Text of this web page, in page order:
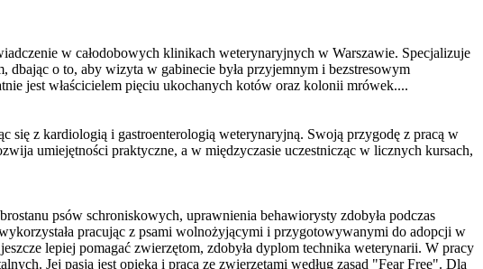
w całodobowych klinikach weterynaryjnych w Warszawie. Specjalizuje
o to, aby wizyta w gabinecie była przyjemnym i bezstresowym
jest właścicielem pięciu ukochanych kotów oraz kolonii mrówek....
się z kardiologią i gastroenterologią weterynaryjną. Swoją przygodę z pracą w
umiejętności praktyczne, a w międzyczasie uczestnicząc w licznych kursach,
psów schroniskowych, uprawnienia behawiorysty zdobyła podczas
pracując z psami wolnożyjącymi i przygotowywanymi do adopcji w
lepiej pomagać zwierzętom, zdobyła dyplom technika weterynarii. W pracy
Jej pasją jest opieka i praca ze zwierzętami według zasad "Fear Free". Dla